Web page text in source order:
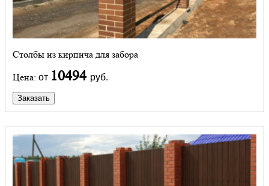
Столбы из кирпича для забора
Цена: от 10494 руб.
Заказать